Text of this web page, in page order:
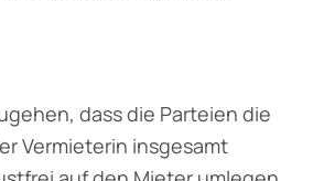
dass die Parteien die
Vermieterin insgesamt